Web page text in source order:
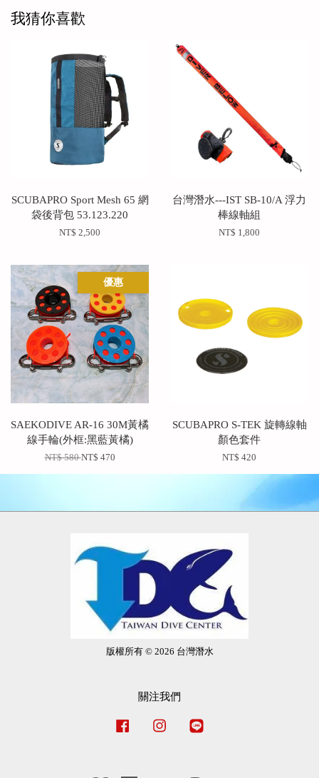
我猜你喜歡
SCUBAPRO Sport Mesh 65 網
袋後背包 53.123.220
NT$ 2,500
台灣潛水---IST SB-10/A 浮力
棒線軸組
NT$ 1,800
優惠
SAEKODIVE AR-16 30M黃橘
線手輪(外框:黑藍黃橘)
NT$ 580NT$ 470
SCUBAPRO S-TEK 旋轉線軸
顏色套件
NT$ 420
版權所有 © 2026 台灣潛水
關注我們
Facebook Instagram